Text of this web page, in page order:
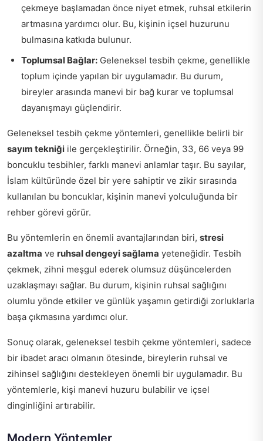
çekmeye başlamadan önce niyet etmek, ruhsal etkilerin
artmasına yardımcı olur. Bu, kişinin içsel huzurunu
bulmasına katkıda bulunur.
Toplumsal Bağlar: Geleneksel tesbih çekme, genellikle
toplum içinde yapılan bir uygulamadır. Bu durum,
bireyler arasında manevi bir bağ kurar ve toplumsal
dayanışmayı güçlendirir.
Geleneksel tesbih çekme yöntemleri, genellikle belirli bir
sayım tekniği ile gerçekleştirilir. Örneğin, 33, 66 veya 99
boncuklu tesbihler, farklı manevi anlamlar taşır. Bu sayılar,
İslam kültüründe özel bir yere sahiptir ve zikir sırasında
kullanılan bu boncuklar, kişinin manevi yolculuğunda bir
rehber görevi görür.
Bu yöntemlerin en önemli avantajlarından biri, stresi
azaltma ve ruhsal dengeyi sağlama yeteneğidir. Tesbih
çekmek, zihni meşgul ederek olumsuz düşüncelerden
uzaklaşmayı sağlar. Bu durum, kişinin ruhsal sağlığını
olumlu yönde etkiler ve günlük yaşamın getirdiği zorluklarla
başa çıkmasına yardımcı olur.
Sonuç olarak, geleneksel tesbih çekme yöntemleri, sadece
bir ibadet aracı olmanın ötesinde, bireylerin ruhsal ve
zihinsel sağlığını destekleyen önemli bir uygulamadır. Bu
yöntemlerle, kişi manevi huzuru bulabilir ve içsel
dinginliğini artırabilir.
Modern Yöntemler